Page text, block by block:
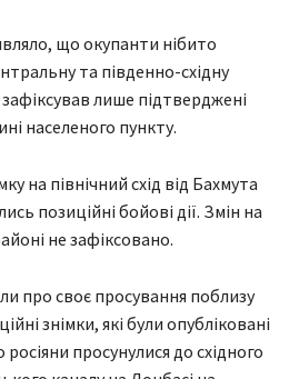
що окупанти нібито
та південно-східну
лише підтверджені
населеного пункту.
на північний схід від Бахмута
позиційні бойові дії. Змін на
не зафіксовано.
про своє просування поблизу
знімки, які були опубліковані
просунулися до східного